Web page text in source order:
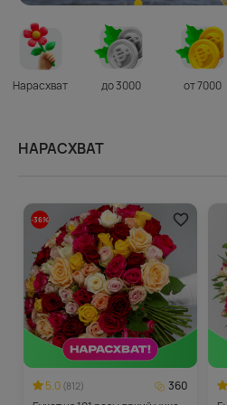
Нарасхват до 3000 от 7000
НАРАСХВАТ
-36%
5.0 (812)
360